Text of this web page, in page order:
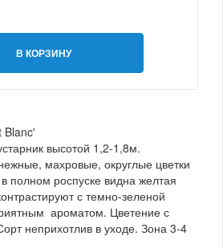
В КОРЗИНУ
Blanc'
высотой 1,2-1,8м.
махровые, округлые цветки
полном роспуске видна желтая
с темно-зеленой
ароматом. Цветение с
неприхотлив в уходе. Зона 3-4